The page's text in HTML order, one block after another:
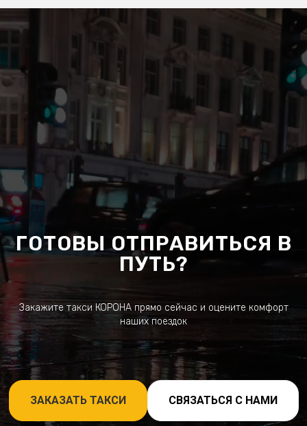
ГОТОВЫ ОТПРАВИТЬСЯ В
ПУТЬ?
Закажите такси КОРОНА прямо сейчас и оцените комфорт
наших поездок
ЗАКАЗАТЬ ТАКСИ СВЯЗАТЬСЯ С НАМИ